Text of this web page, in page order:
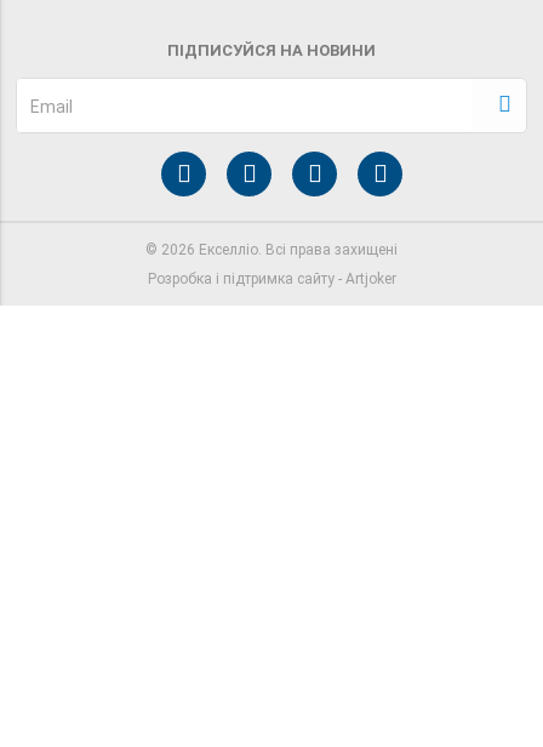
ПІДПИСУЙСЯ НА НОВИНИ
Email
© 2026 Екселлiо. Всі права захищені
Розробка і підтримка сайту - Artjoker